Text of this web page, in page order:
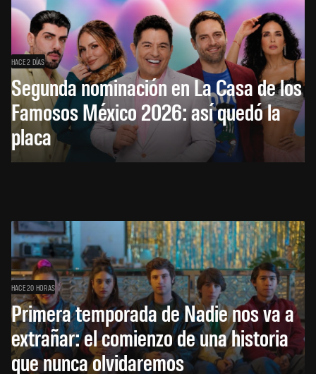
HACE 2 DÍAS
Segunda nominación en La Casa de los
Famosos México 2026: así quedó la
placa
HACE 20 HORAS
Primera temporada de Nadie nos va a
extrañar: el comienzo de una historia
que nunca olvidaremos